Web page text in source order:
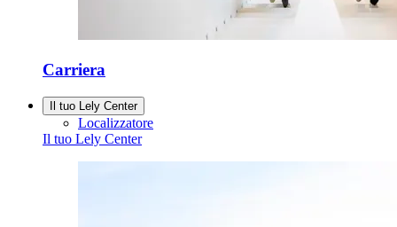
Carriera
Il tuo Lely Center
Localizzatore
Il tuo Lely Center